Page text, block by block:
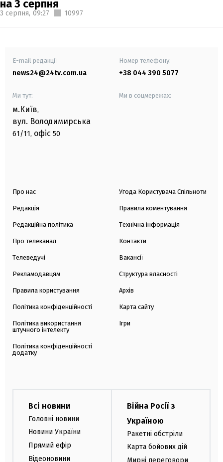
на 3 серпня
3 серпня, 09:27 10997
E-mail редакції
news24@24tv.com.ua
Номер телефону:
+38 044 390 5077
Ми тут:
м.Київ,
вул. Володимирська
61/11, офіс 50
Ми в соцмережах:
Про нас
Редакція
Редакційна політика
Про телеканал
Телеведучі
Рекламодавцям
Правила користування
Політика конфіденційності
Політика використання
штучного інтелекту
Політика конфіденційності
додатку
Угода Користувача Спільноти
Правила коментування
Технічна інформація
Контакти
Вакансії
Структура власності
Архів
Карта сайту
Ігри
Всі новини
Головні новини
Новини України
Прямий ефір
Відеоновини
Війна Росії з
Україною
Ракетні обстріли
Карта бойових дій
Мирні переговори